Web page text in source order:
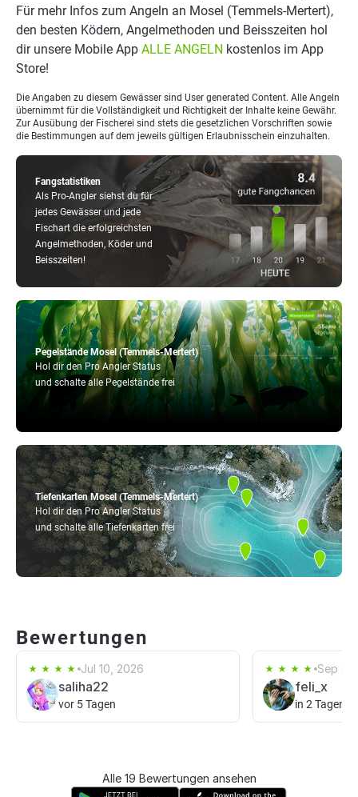
Tiefenkarten Mosel (Temmels-Mertert)
Hol dir den Pro Angler Status
und schalte alle Tiefenkarten frei
Pegelstände Mosel (Temmels-Mertert)
Hol dir den Pro Angler Status
und schalte alle Pegelstände frei
Fangstatistiken
Als Pro-Angler siehst du für
jedes Gewässer und jede
Fischart die erfolgreichsten
Angelmethoden, Köder und
Beisszeiten!
Für mehr Infos zum Angeln an Mosel (Temmels-Mertert),
den besten Ködern, Angelmethoden und Beisszeiten hol
dir unsere Mobile App ALLE ANGELN kostenlos im App
Store!
Die Angaben zu diesem Gewässer sind User generated Content. Alle Angeln
übernimmt für die Vollständigkeit und Richtigkeit der Inhalte keine Gewähr.
Zur Ausübung der Fischerei sind stets die gesetzlichen Vorschriften sowie
die Bestimmungen auf dem jeweils gültigen Erlaubnisschein einzuhalten.
Bewertungen
Jul 10, 2026
saliha22
vor 5 Tagen
Sep 6,
feli_x
in 2 Tagen
Alle 19 Bewertungen ansehen